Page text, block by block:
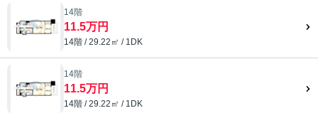
14階
11.5万円
14階 / 29.22㎡ / 1DK
14階
11.5万円
14階 / 29.22㎡ / 1DK